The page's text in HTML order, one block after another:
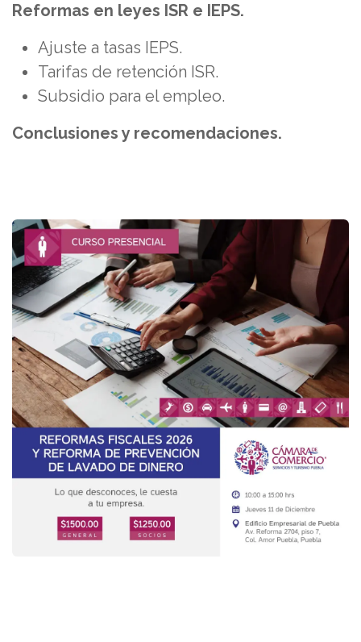
Reformas en leyes ISR e IEPS.
Ajuste a tasas IEPS.
Tarifas de retención ISR.
Subsidio para el empleo.
Conclusiones y recomendaciones.